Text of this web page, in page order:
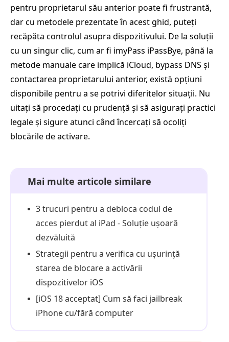
pentru proprietarul său anterior poate fi frustrantă,
dar cu metodele prezentate în acest ghid, puteți
recăpăta controlul asupra dispozitivului. De la soluții
cu un singur clic, cum ar fi imyPass iPassBye, până la
metode manuale care implică iCloud, bypass DNS și
contactarea proprietarului anterior, există opțiuni
disponibile pentru a se potrivi diferitelor situații. Nu
uitați să procedați cu prudență și să asigurați practici
legale și sigure atunci când încercați să ocoliți
blocările de activare.
Mai multe articole similare
3 trucuri pentru a debloca codul de
acces pierdut al iPad - Soluție ușoară
dezvăluită
Strategii pentru a verifica cu ușurință
starea de blocare a activării
dispozitivelor iOS
[iOS 18 acceptat] Cum să faci jailbreak
iPhone cu/fără computer